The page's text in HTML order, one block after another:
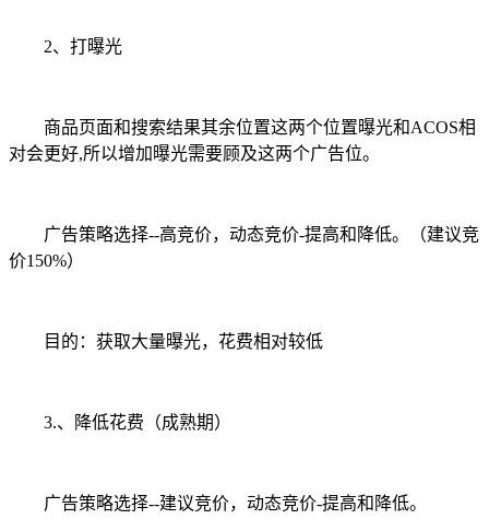
2、打曝光
商品页面和搜索结果其余位置这两个位置曝光和ACOS相
对会更好,所以增加曝光需要顾及这两个广告位。
广告策略选择--高竞价，动态竞价-提高和降低。（建议竞
价150%）
目的：获取大量曝光，花费相对较低
3.、降低花费（成熟期）
广告策略选择--建议竞价，动态竞价-提高和降低。